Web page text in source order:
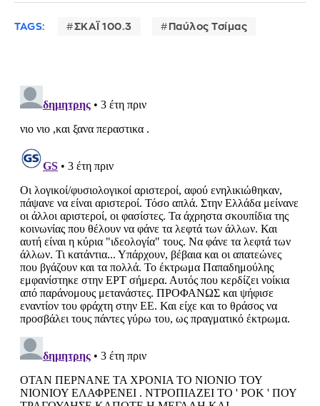
TAGS: ΣΚΑΪ 100.3 Παύλος Τσίμας